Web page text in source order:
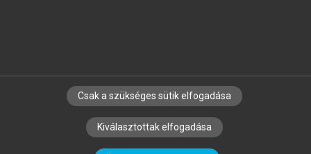
SZERZŐKNEK CÉGEKNEK KÖNYVTÁROSOKNAK
SZERKESZTÉSI ÉS LEKTORÁLÁSI ALAPELVEK
Csak a szükséges sütik elfogadása
Kiválasztottak elfogadása